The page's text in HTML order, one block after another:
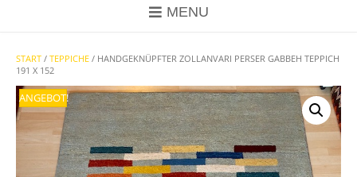
MENU
START / TEPPICHE / HANDGEKNÜPFTER ZOLLANVARI PERSER GABBEH TEPPICH
191 X 152
ANGEBOT!